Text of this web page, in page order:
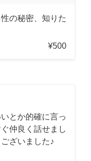
の秘密、知りた
¥500
とか的確に言っ
仲良く話せまし
ざいました♪